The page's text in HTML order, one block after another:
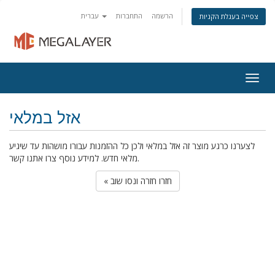
התחברות הרשמה צפייה בעגלת הקניות
אזל במלאי
לצערנו כרגע מוצר זה אזל במלאי ולכן כל ההזמנות עבורו מושהות עד שיגיע
מלאי חדש. למידע נוסף צרו אתנו קשר.
« חזרו חזרה ונסו שוב